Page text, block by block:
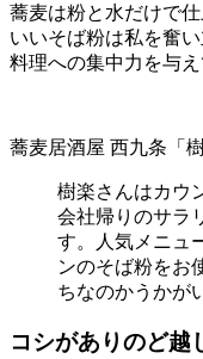
蕎麦は粉と水だけで仕
いいそば粉は私を奮い
料理への集中力を与
蕎麦居酒屋 西九条「
樹楽さんはカウ
会社帰りのサラ
す。人気メニュ
ンのそば粉をお
ちなのかうかが
コシがありのど越